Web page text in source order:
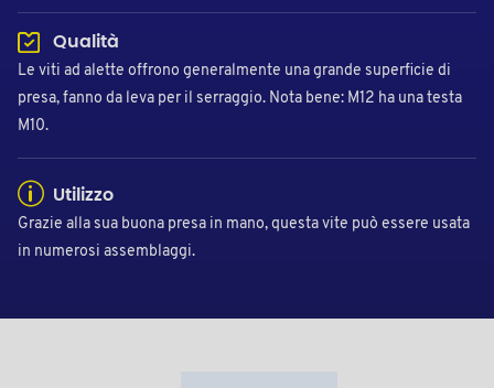
Qualità
Le viti ad alette offrono generalmente una grande superficie di
presa, fanno da leva per il serraggio. Nota bene: M12 ha una testa
M10.
Utilizzo
Grazie alla sua buona presa in mano, questa vite può essere usata
in numerosi assemblaggi.